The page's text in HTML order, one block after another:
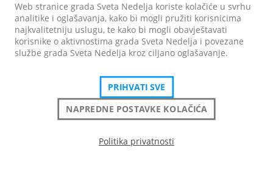
Web stranice grada Sveta Nedelja koriste kolačiće u svrhu
analitike i oglašavanja, kako bi mogli pružiti korisnicima
najkvalitetniju uslugu, te kako bi mogli obavještavati
korisnike o aktivnostima grada Sveta Nedelja i povezane
službe grada Sveta Nedelja kroz ciljano oglašavanje.
PRIHVATI SVE
NAPREDNE POSTAVKE KOLAČIĆA
Politika privatnosti